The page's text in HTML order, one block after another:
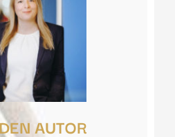
AUTOR